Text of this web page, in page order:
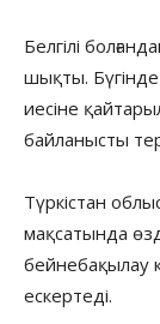
Белгілі
шықты.
иесіне
байланысты
Түркістан
мақсатында
бейнебақылау
ескертеді.